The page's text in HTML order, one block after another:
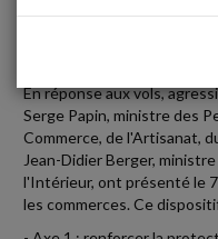
Date: 2026-06-02
UN PLAN DE
En réponse aux vols,
Serge Papin, ministre des
Commerce, de l'Artisanat,
Jean-Didier Berger,
l'Intérieur, ont présenté le
les commerces. Ce